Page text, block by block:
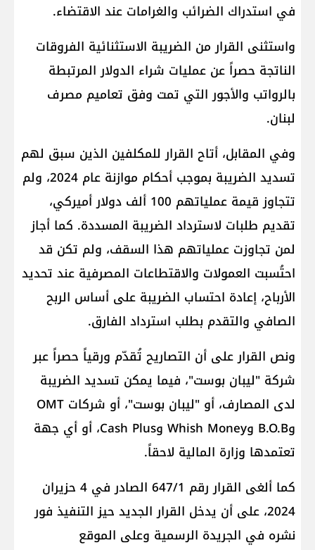
في استدراك الضرائب والغرامات عند الاقتضاء.
واستثنى القرار من الضريبة الاستثنائية الفروقات
الناتجة حصراً عن عمليات شراء الدولار المرتبطة
بالرواتب والأجور التي تمت وفق تعاميم مصرف
لبنان.
وفي المقابل، أتاح القرار للمكلفين الذين سبق لهم
تسديد الضريبة بموجب أحكام موازنة عام 2024، ولم
تتجاوز قيمة عملياتهم 100 ألف دولار أميركي،
تقديم طلبات لاسترداد الضريبة المسددة. كما أجاز
لمن تجاوزت عملياتهم هذا السقف، ولم تكن قد
احتُسبت العمولات والاقتطاعات المصرفية عند تحديد
الأرباح، إعادة احتساب الضريبة على أساس الربح
الصافي والتقدم بطلب استرداد الفارق.
ونص القرار على أن التصاريح تُقدّم ورقياً حصراً عبر
شركة "ليبان بوست"، فيما يمكن تسديد الضريبة
وB.O.B وWhish Money وCash Plus، أو أي جهة
تعتمدها ​وزارة المالية​ لاحقاً.
كما ألغى القرار رقم 647/1 الصادر في 4 حزيران
2024، على أن يدخل القرار الجديد حيز التنفيذ فور
نشره في الجريدة الرسمية وعلى الموقع